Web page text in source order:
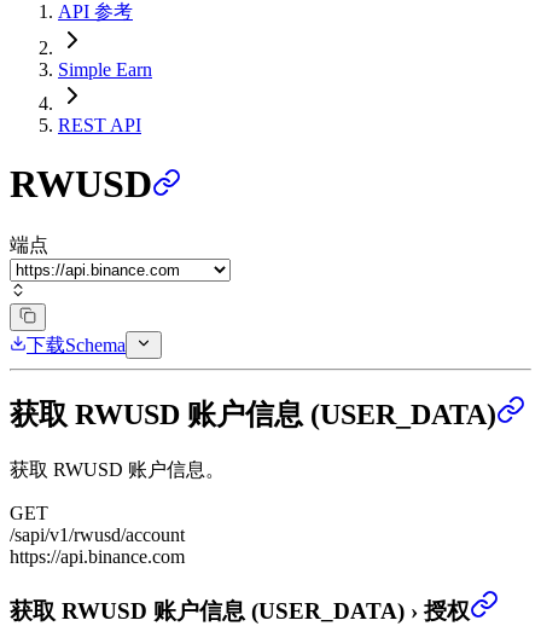
API 参考
Simple Earn
REST API
RWUSD
端点
下载Schema
获取 RWUSD 账户信息 (USER_DATA)
获取 RWUSD 账户信息。
GET
/sapi/v1/rwusd/account
https://api.binance.com
获取 RWUSD 账户信息 (USER_DATA) › 授权